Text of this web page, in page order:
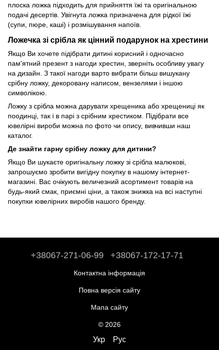
плоска ложка підходить для прийняття їжі та оригінальною
подачі десертів. Увігнута ложка призначена для рідкої їжі
(супи, пюре, каші) і розмішування напоїв.
Ложечка зі срібла як цінний подарунок на хрестини
Якщо Ви хочете підібрати дитині корисний і одночасно
пам'ятний презент з нагоди хрестин, зверніть особливу увагу
на дизайн. З такої нагоди варто вибрати більш вишукану
срібну ложку, декоровану написом, вензелями і іншою
символікою.
Ложку з срібла можна дарувати хрещеника або хрещениці як
поодинці, так і в парі з срібним хрестиком. Підібрати все
ювелірні вироби можна по фото чи опису, вивчивши наш
каталог.
Де знайти гарну срібну ложку для дитини?
Якщо Ви шукаєте оригінальну ложку зі срібла малюкові,
запрошуємо зробити вигідну покупку в нашому інтернет-
магазині. Вас очікують величезний асортимент товарів на
будь-який смак, приємні ціни, а також знижка на всі наступні
покупки ювелірних виробів нашого бренду.
+38067-271-06-99 +38067-172-17-71
Контактна інформація
Повна версія сайту
Мапа сайту
© 2026
Укр Рус